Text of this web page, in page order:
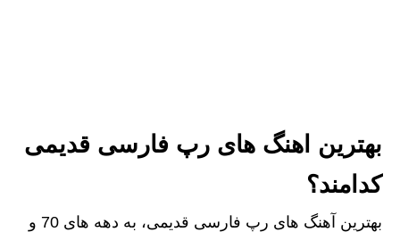
بهترین اهنگ های رپ فارسی قدیمی
کدامند؟
بهترین آهنگ های رپ فارسی قدیمی، به دهه های 70 و